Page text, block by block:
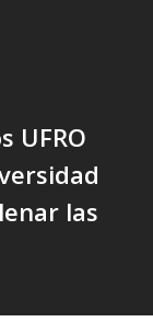
UFRO
las